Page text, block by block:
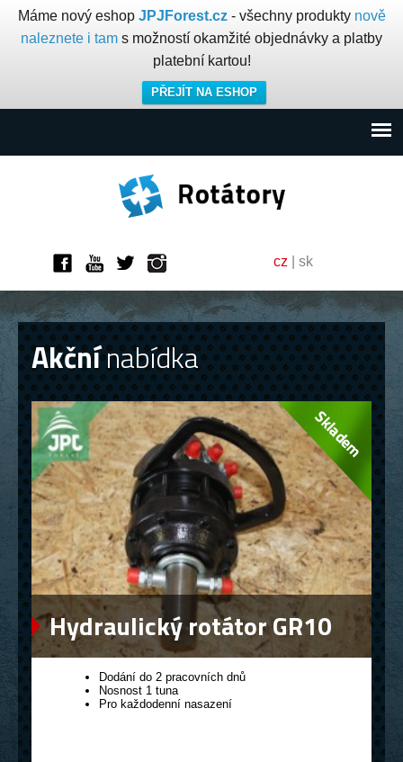
Máme nový eshop JPJForest.cz- všechny produkty nově
naleznete i tam s možností okamžité objednávky a platby
platební kartou!
PŘEJÍT NA ESHOP
cz sk
Akčnínabídka
Hydraulický rotátor GR10
Dodání do 2 pracovních dnů
Nosnost 1 tuna
Pro každodenní nasazení